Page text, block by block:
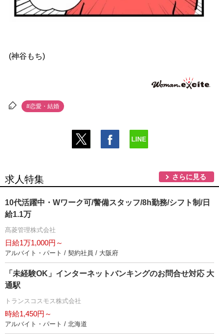
(神谷もち)
#恋愛・結婚
求人特集 さらに見る
10代活躍中・Wワーク可/警備スタッフ/8h勤務/シフト制/日
給1.1万
髙菱管理株式会社
日給1万1,000円～
アルバイト・パート / 契約社員 / 大阪府
「未経験OK」インターネットバンキングのお問合せ対応 大
通駅
トランスコスモス株式会社
時給1,450円～
アルバイト・パート / 北海道